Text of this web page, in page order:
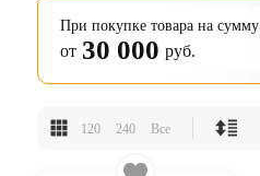
При покупке товара на сумму
от 30 000 руб.
120 240 Все